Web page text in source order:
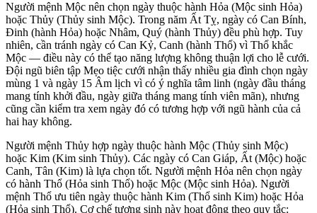
Người mệnh Mộc nên chọn ngày thuộc hành Hỏa (Mộc sinh Hỏa)
hoặc Thủy (Thủy sinh Mộc). Trong năm Ất Tỵ, ngày có Can Bính,
Đinh (hành Hỏa) hoặc Nhâm, Quý (hành Thủy) đều phù hợp. Tuy
nhiên, cần tránh ngày có Can Kỷ, Canh (hành Thổ) vì Thổ khắc
Mộc — điều này có thể tạo năng lượng không thuận lợi cho lễ cưới.
Đội ngũ biên tập Mẹo tiệc cưới nhận thấy nhiều gia đình chọn ngày
mùng 1 và ngày 15 Âm lịch vì có ý nghĩa tâm linh (ngày đầu tháng
mang tính khởi đầu, ngày giữa tháng mang tính viên mãn), nhưng
cũng cần kiểm tra xem ngày đó có tương hợp với ngũ hành của cả
hai hay không.
Người mệnh Thủy hợp ngày thuộc hành Mộc (Thủy sinh Mộc)
hoặc Kim (Kim sinh Thủy). Các ngày có Can Giáp, Ất (Mộc) hoặc
Canh, Tân (Kim) là lựa chọn tốt. Người mệnh Hỏa nên chọn ngày
có hành Thổ (Hỏa sinh Thổ) hoặc Mộc (Mộc sinh Hỏa). Người
mệnh Thổ ưu tiên ngày thuộc hành Kim (Thổ sinh Kim) hoặc Hỏa
(Hỏa sinh Thổ). Cơ chế tương sinh này hoạt động theo quy tắc: